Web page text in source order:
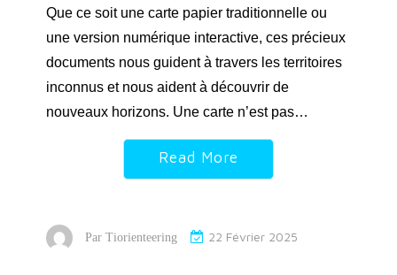
Que ce soit une carte papier traditionnelle ou
une version numérique interactive, ces précieux
documents nous guident à travers les territoires
inconnus et nous aident à découvrir de
nouveaux horizons. Une carte n’est pas…
Read More
Par Tiorienteering 22 Février 2025